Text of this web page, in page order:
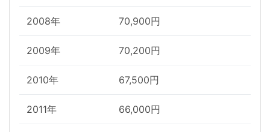
2008年 70,900円
2009年 70,200円
2010年 67,500円
2011年 66,000円